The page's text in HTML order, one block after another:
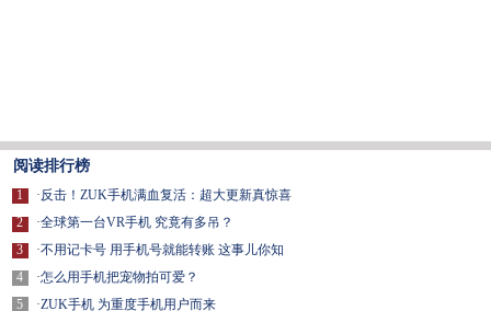
阅读排行榜
1
2
3
4
5
·反击！ZUK手机满血复活：超大更新真惊喜
·全球第一台VR手机 究竟有多吊？
·不用记卡号 用手机号就能转账 这事儿你知
·怎么用手机把宠物拍可爱？
·ZUK手机 为重度手机用户而来